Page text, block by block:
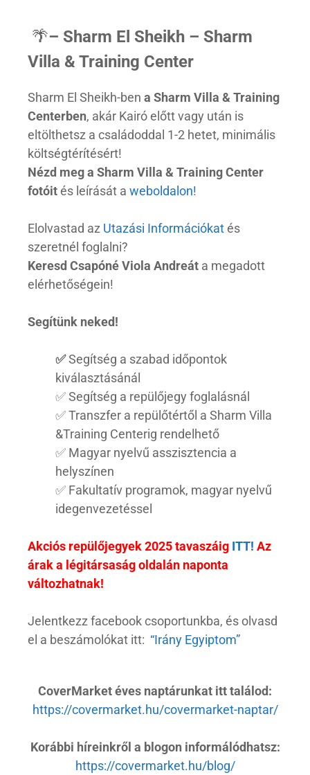
🌴– Sharm El Sheikh – Sharm
Villa & Training Center
Sharm El Sheikh-ben a Sharm Villa & Training
Centerben, akár Kairó előtt vagy után is
eltölthetsz a családoddal 1-2 hetet, minimális
költségtérítésért!
Nézd meg a Sharm Villa & Training Center
fotóités leírását a weboldalon!
Elolvastad az Utazási Információkatés
szeretnél foglalni?
Keresd Csapóné Viola Andreát a megadott
elérhetőségein!
Segítünk neked!
✅Segítség a szabad időpontok
kiválasztásánál
✅ Segítség a repülőjegy foglalásnál
✅ Transzfer a repülőtértől a Sharm Villa
&Training Centerig rendelhető
✅ Magyar nyelvű asszisztencia a
helyszínen
✅ Fakultatív programok, magyar nyelvű
idegenvezetéssel
Akciós repülőjegyek 2025 tavaszáig ITT! Az
árak a légitársaság oldalán naponta
változhatnak!
Jelentkezz facebook csoportunkba, és olvasd
el a beszámolókat itt: “Irány Egyiptom”
CoverMarket éves naptárunkat itt találod:
https://covermarket.hu/covermarket-naptar/
Korábbi híreinkről a blogon informálódhatsz:
https://covermarket.hu/blog/